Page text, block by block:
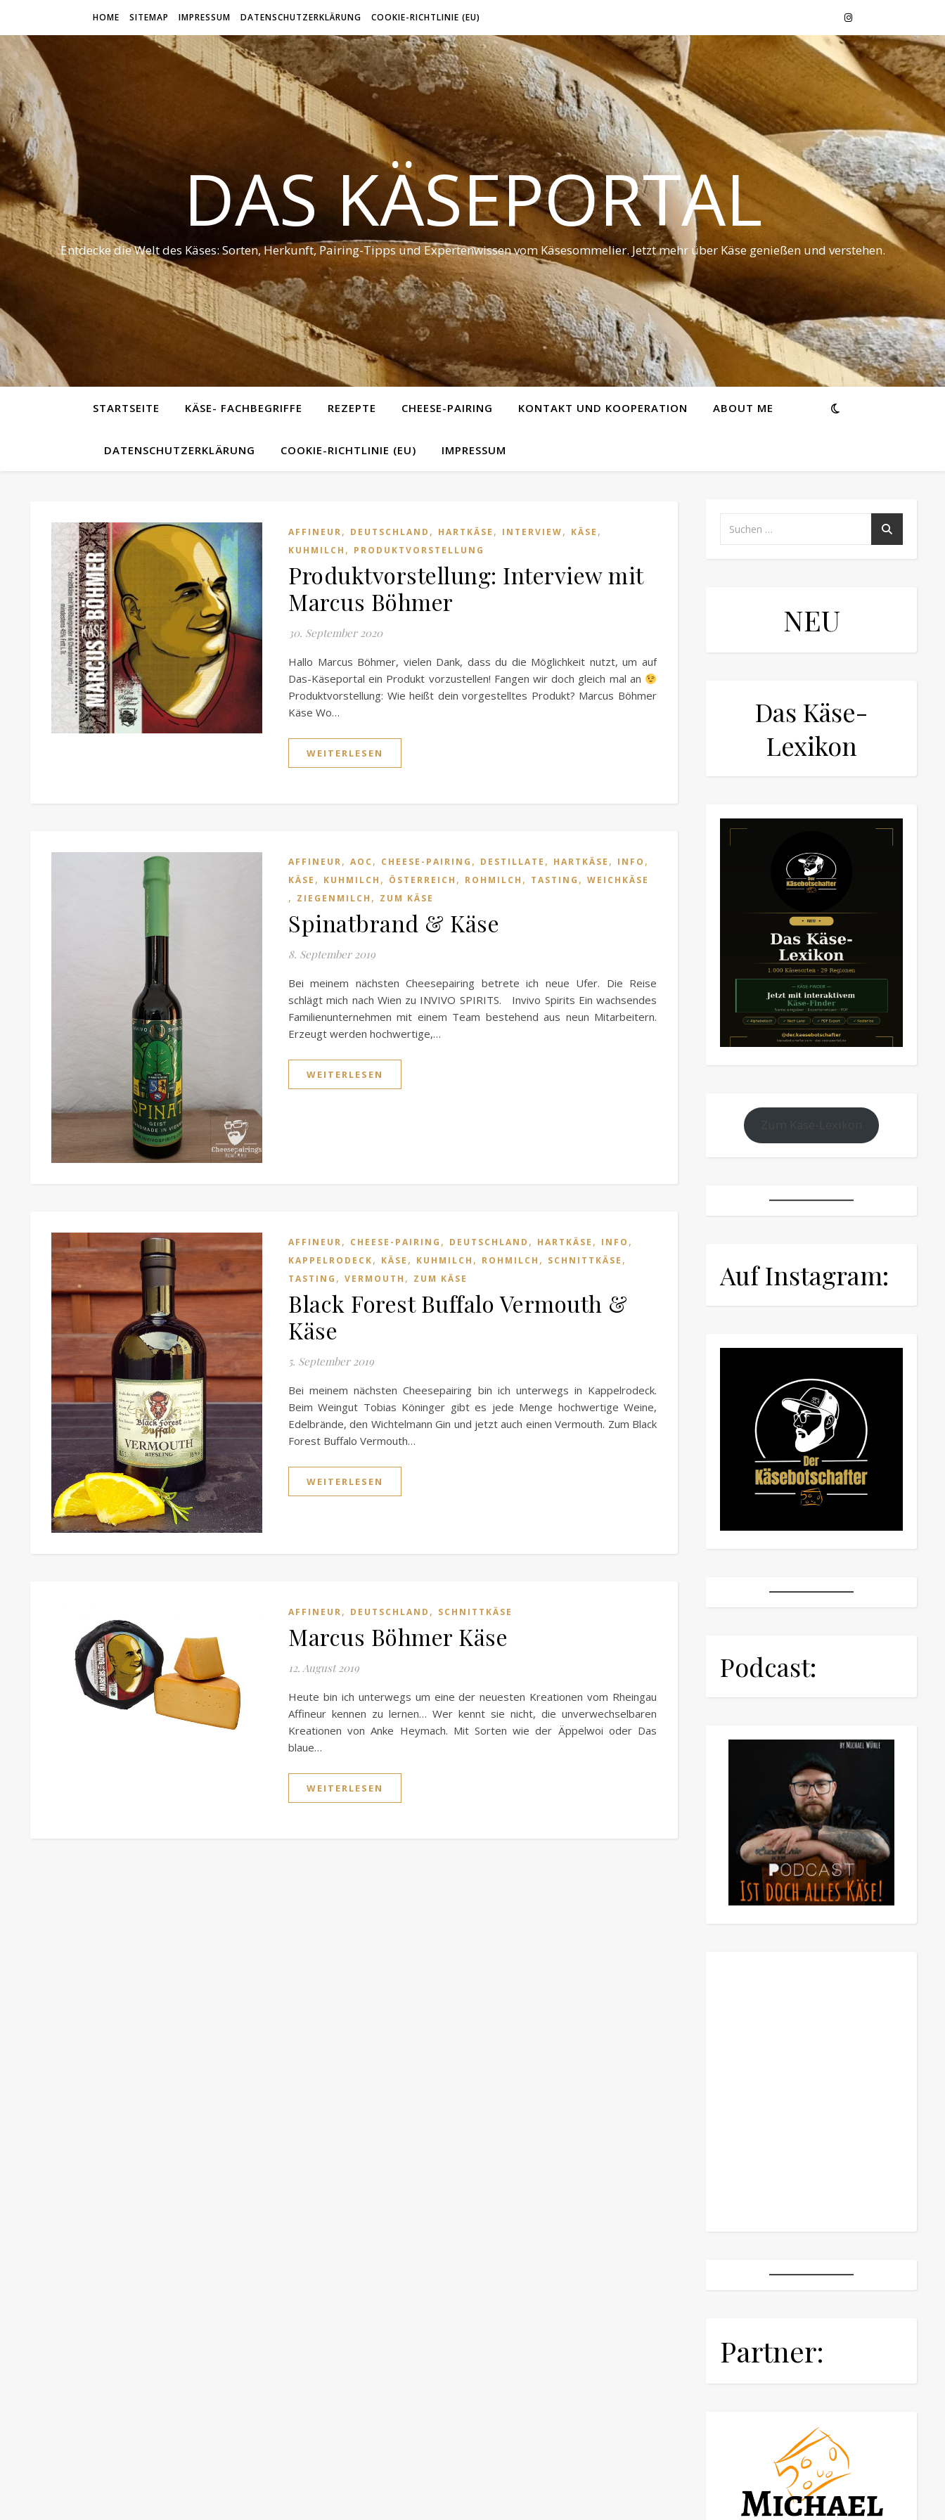
HOME SITEMAP IMPRESSUM DATENSCHUTZERKLÄRUNG COOKIE-RICHTLINIE (EU)
DAS KÄSEPORTAL
Entdecke die Welt des Käses: Sorten, Herkunft, Pairing-Tipps und Expertenwissen vom Käsesommelier. Jetzt mehr über Käse genießen und verstehen.
STARTSEITE KÄSE- FACHBEGRIFFE REZEPTE CHEESE-PAIRING KONTAKT UND KOOPERATION ABOUT ME
DATENSCHUTZERKLÄRUNG COOKIE-RICHTLINIE (EU) IMPRESSUM
AFFINEUR, DEUTSCHLAND , HARTKÄSE , INTERVIEW, KÄSE ,
KUHMILCH , PRODUKTVORSTELLUNG
Produktvorstellung: Interview mit
Marcus Böhmer
30. September 2020
Hallo Marcus Böhmer, vielen Dank, dass du die Möglichkeit nutzt, um auf
Das-Käseportal ein Produkt vorzustellen! Fangen wir doch gleich mal an
Produktvorstellung: Wie heißt dein vorgestelltes Produkt? Marcus Böhmer
Käse Wo…
WEITERLESEN
AFFINEUR, AOC , CHEESE-PAIRING , DESTILLATE , HARTKÄSE , INFO ,
KÄSE , KUHMILCH , ÖSTERREICH , ROHMILCH , TASTING , WEICHKÄSE
, ZIEGENMILCH , ZUM KÄSE
Spinatbrand & Käse
8. September 2019
Bei meinem nächsten Cheesepairing betrete ich neue Ufer. Die Reise
schlägt mich nach Wien zu INVIVO SPIRITS. Invivo Spirits Ein wachsendes
Familienunternehmen mit einem Team bestehend aus neun Mitarbeitern.
Erzeugt werden hochwertige,…
WEITERLESEN
AFFINEUR, CHEESE-PAIRING , DEUTSCHLAND , HARTKÄSE , INFO ,
KAPPELRODECK, KÄSE , KUHMILCH , ROHMILCH , SCHNITTKÄSE ,
TASTING , VERMOUTH , ZUM KÄSE
Black Forest Buffalo Vermouth &
Käse
5. September 2019
Bei meinem nächsten Cheesepairing bin ich unterwegs in Kappelrodeck.
Beim Weingut Tobias Köninger gibt es jede Menge hochwertige Weine,
Edelbrände, den Wichtelmann Gin und jetzt auch einen Vermouth. Zum Black
Forest Buffalo Vermouth…
WEITERLESEN
AFFINEUR, DEUTSCHLAND , SCHNITTKÄSE
Marcus Böhmer Käse
12. August 2019
Heute bin ich unterwegs um eine der neuesten Kreationen vom Rheingau
Affineur kennen zu lernen… Wer kennt sie nicht, die unverwechselbaren
Kreationen von Anke Heymach. Mit Sorten wie der Äppelwoi oder Das
blaue…
WEITERLESEN
NEU
Das Käse-
Lexikon
Auf Instagram:
Podcast:
Partner: